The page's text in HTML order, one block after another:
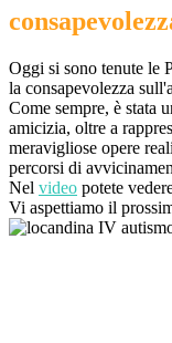
Oggi si sono tenute le
la consapevolezza
Come sempre, è stata
amicizia, oltre a
meravigliose opere
percorsi di
Nel video potete
Vi aspettiamo il